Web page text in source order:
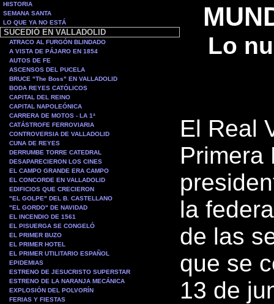
HISTORIA
SEMANA SANTA
LO QUE YA NO ESTÁ
SUCEDIÓ EN VALLADOLID
ATRACO AL FURGÓN BLINDADO
A VISTA DE PÁJARO EN 1854
AUTOS DE FE
ASCENSOS DEL PUCELA
BRUCE "The Boss" EN VALLADOLID
BODA REYES CATÓLICOS
CAPITAL DEL REINO
CAPITAL NAPOLEÓNICA
CARRERA DE MOTOS - LA 1ª
CATÁSTROFE FERROVIARIA
CONTROVERSIA DE VALLADOLID
CUNA DE REYES
DERRUMBE TORRE CATEDRAL
DESAPARECIERON LOS CINES
EL CAMPO GRANDE ERA CAMPO
EL CONCORDE EN VALLADOLID
EDIFICIOS QUE CRECIERON
"EL GOLPE" DEL B. CASTELLANO
"EL GORDO" DE NAVIDAD
EL INCENDIO DE 1561
EL PISUERGA SE CONGELÓ
EL PRIMER BUZO
EL PRIMER HOTEL
EL PRIMER UTILITARIO ESPAÑOL
EPIDEMIAS
ESTRENO DE JESUCRISTO SUPERSTAR
ESTRENO DE LA NARANJA MECÁNICA
EXPLOSIÓN DEL POLVORÍN
FERIAS Y FIESTAS
Lo
El Real
Primera
la
de las
que se
13 de